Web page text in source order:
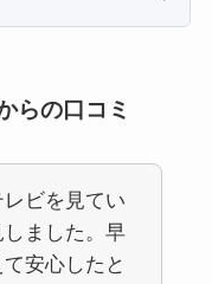
らの口コミ
ビを見てい
ました。早
安心したと